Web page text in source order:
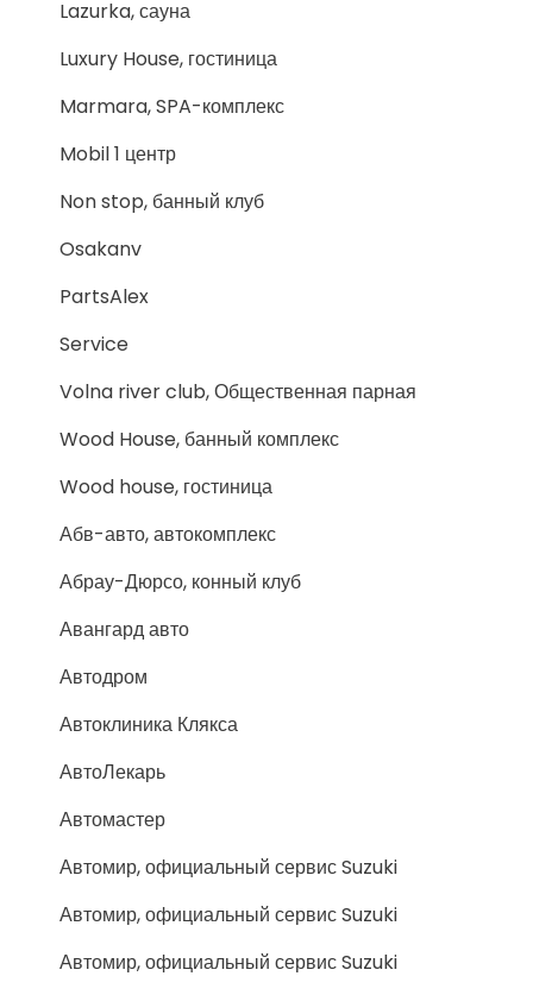
Lazurka, сауна
Luxury House, гостиница
Marmara, SPA-комплекс
Mobil 1 центр
Non stop, банный клуб
Osakanv
PartsAlex
Service
Volna river club, Общественная парная
Wood House, банный комплекс
Wood house, гостиница
Абв-авто, автокомплекс
Абрау-Дюрсо, конный клуб
Авангард авто
Автодром
Автоклиника Клякса
АвтоЛекарь
Автомастер
Автомир, официальный сервис Suzuki
Автомир, официальный сервис Suzuki
Автомир, официальный сервис Suzuki